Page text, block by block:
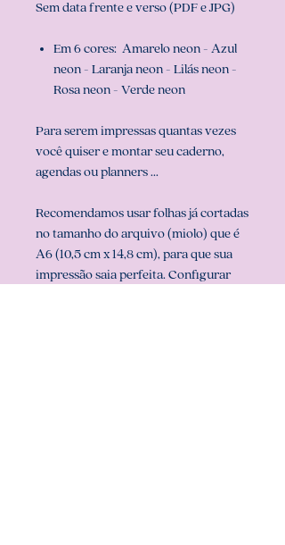
Sem data frente e verso (PDF e JPG)
Em 6 cores: Amarelo neon - Azul
neon - Laranja neon - Lilás neon -
Rosa neon - Verde neon
Para serem impressas quantas vezes
você quiser e montar seu caderno,
agendas ou planners ...
Recomendamos usar folhas já cortadas
no tamanho do arquivo (miolo) que é
A6 (10,5 cm x 14,8 cm), para que sua
impressão saia perfeita. Configurar